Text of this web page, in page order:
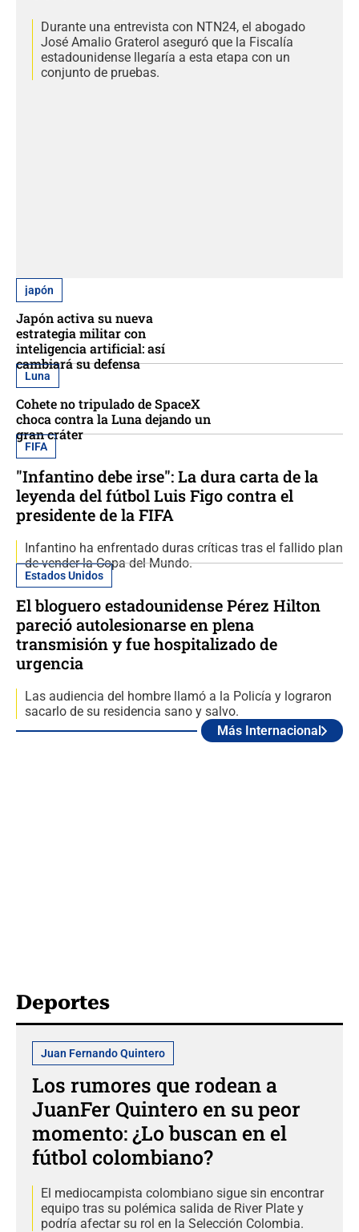
Durante una entrevista con NTN24, el abogado
José Amalio Graterol aseguró que la Fiscalía
estadounidense llegaría a esta etapa con un
conjunto de pruebas.
japón
Japón activa su nueva
estrategia militar con
inteligencia artificial: así
cambiará su defensa
Luna
Cohete no tripulado de SpaceX
choca contra la Luna dejando un
gran cráter
FIFA
"Infantino debe irse": La dura carta de la
leyenda del fútbol Luis Figo contra el
presidente de la FIFA
Infantino ha enfrentado duras críticas tras el fallido plan
de vender la Copa del Mundo.
Estados Unidos
El bloguero estadounidense Pérez Hilton
pareció autolesionarse en plena
transmisión y fue hospitalizado de
urgencia
Las audiencia del hombre llamó a la Policía y lograron
sacarlo de su residencia sano y salvo.
Más Internacional
Deportes
Juan Fernando Quintero
Los rumores que rodean a
JuanFer Quintero en su peor
momento: ¿Lo buscan en el
fútbol colombiano?
El mediocampista colombiano sigue sin encontrar
equipo tras su polémica salida de River Plate y
podría afectar su rol en la Selección Colombia.